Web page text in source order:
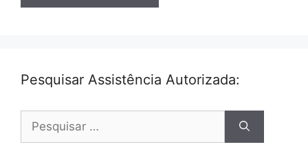
Pesquisar Assistência Autorizada:
por: